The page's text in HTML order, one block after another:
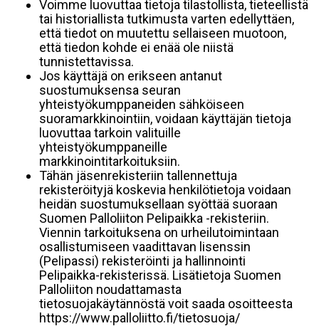
Voimme luovuttaa tietoja tilastollista, tieteellistä
tai historiallista tutkimusta varten edellyttäen,
että tiedot on muutettu sellaiseen muotoon,
että tiedon kohde ei enää ole niistä
tunnistettavissa.
Jos käyttäjä on erikseen antanut
suostumuksensa seuran
yhteistyökumppaneiden sähköiseen
suoramarkkinointiin, voidaan käyttäjän tietoja
luovuttaa tarkoin valituille
yhteistyökumppaneille
markkinointitarkoituksiin.
Tähän jäsenrekisteriin tallennettuja
rekisteröityjä koskevia henkilötietoja voidaan
heidän suostumuksellaan syöttää suoraan
Suomen Palloliiton Pelipaikka -rekisteriin.
Viennin tarkoituksena on urheilutoimintaan
osallistumiseen vaadittavan lisenssin
(Pelipassi) rekisteröinti ja hallinnointi
Pelipaikka-rekisterissä. Lisätietoja Suomen
Palloliiton noudattamasta
tietosuojakäytännöstä voit saada osoitteesta
https://www.palloliitto.fi/tietosuoja/